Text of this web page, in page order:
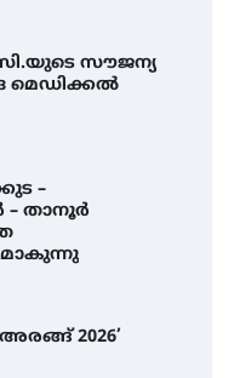
സൗജന്യ
–
താനൂർ
2026’